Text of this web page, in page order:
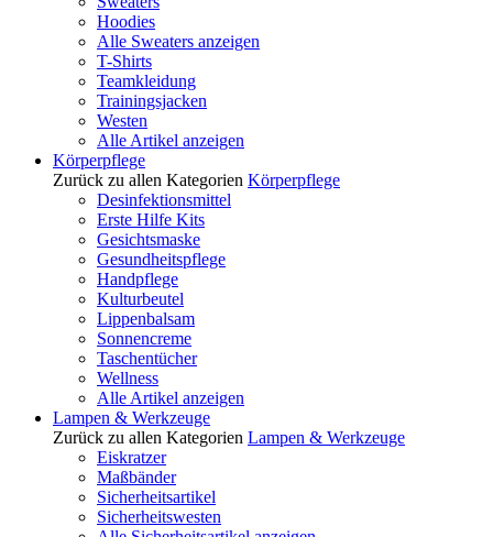
Hoodies
Alle Sweaters anzeigen
T-Shirts
Teamkleidung
Trainingsjacken
Westen
Alle Artikel anzeigen
Körperpflege
Zurück zu allen Kategorien Körperpflege
Desinfektionsmittel
Erste Hilfe Kits
Gesichtsmaske
Gesundheitspflege
Handpflege
Kulturbeutel
Lippenbalsam
Sonnencreme
Taschentücher
Wellness
Alle Artikel anzeigen
Lampen & Werkzeuge
Zurück zu allen Kategorien Lampen & Werkzeuge
Eiskratzer
Maßbänder
Sicherheitsartikel
Sicherheitswesten